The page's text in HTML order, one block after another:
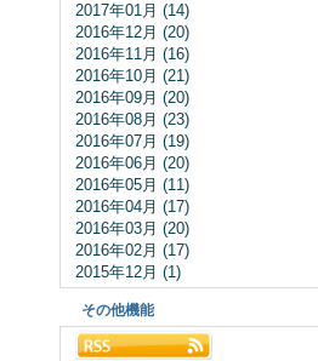
2017年01月 (14)
2016年12月 (20)
2016年11月 (16)
2016年10月 (21)
2016年09月 (20)
2016年08月 (23)
2016年07月 (19)
2016年06月 (20)
2016年05月 (11)
2016年04月 (17)
2016年03月 (20)
2016年02月 (17)
2015年12月 (1)
その他機能